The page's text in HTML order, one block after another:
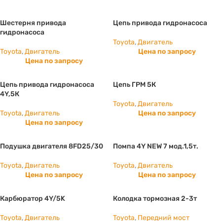
Шестерня привода
гидронасоса
Toyota,Двигатель
Цена по запросу
Цепь привода гидронасоса
Toyota,Двигатель
Цена по запросу
Цепь привода гидронасоса
4Y,5К
Toyota,Двигатель
Цена по запросу
Цепь ГРМ 5К
Toyota,Двигатель
Цена по запросу
Подушка двигателя 8FD25/30
Toyota,Двигатель
Цена по запросу
Помпа 4Y NEW 7 мод.1,5т.
Toyota,Двигатель
Цена по запросу
Карбюратор 4Y/5K
Toyota,Двигатель
Колодка тормозная 2-3т
Toyota, Передний мост